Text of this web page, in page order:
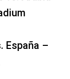
España –